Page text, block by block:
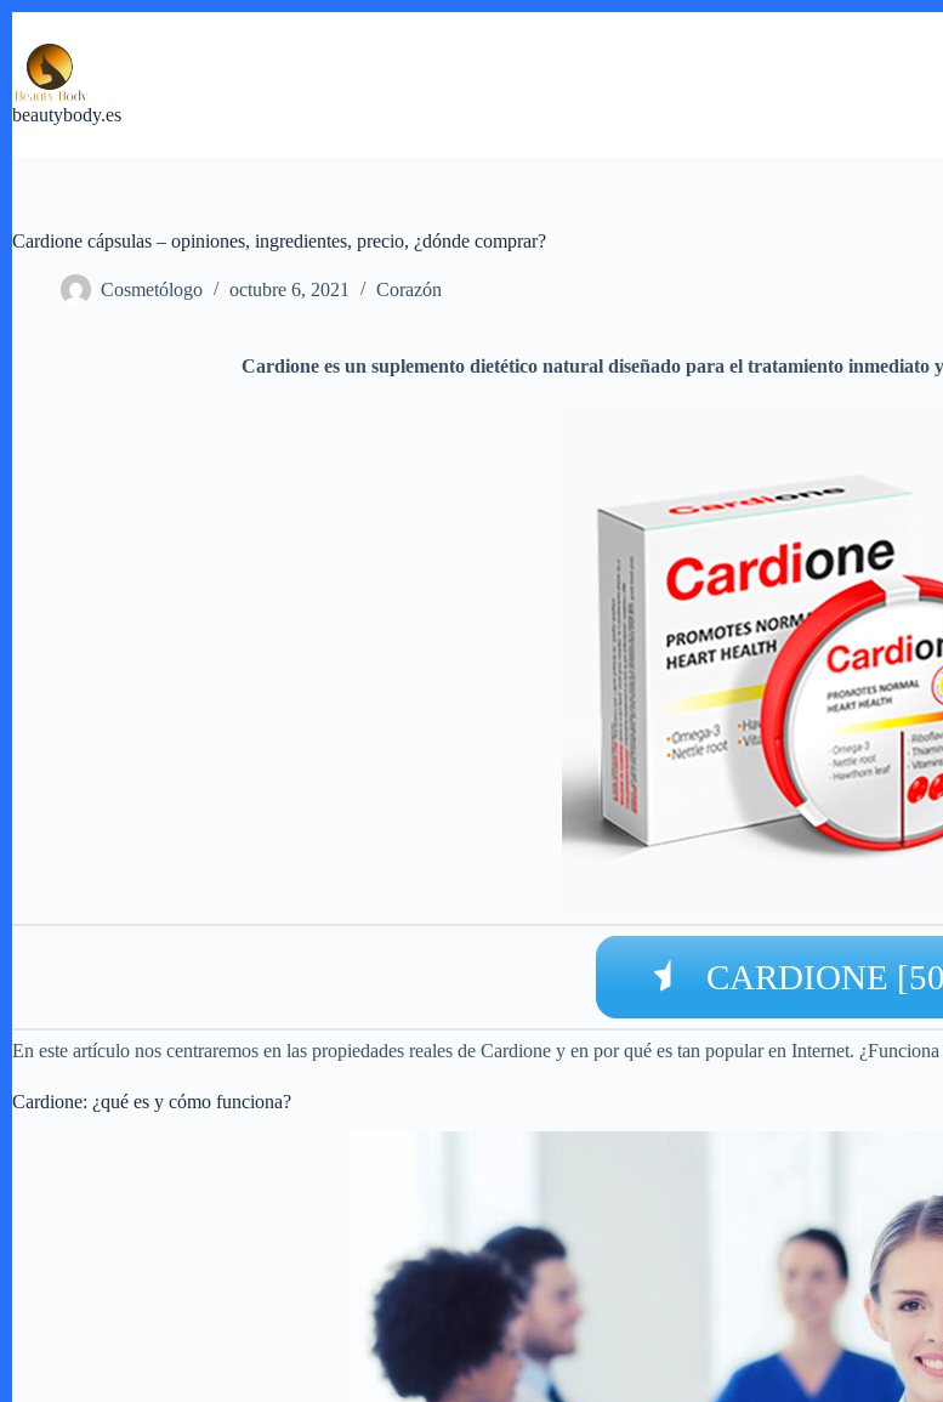
contenido
beautybody.es
Cardione cápsulas – opiniones, ingredientes, precio, ¿dónde comprar?
Cosmetólogo octubre 6, 2021 Corazón
Cardione es un suplemento dietético natural diseñado para el tratamiento
CARDIONE
En este artículo nos centraremos en las propiedades reales de Cardione y en por qué es tan popular en Internet.
Cardione: ¿qué es y cómo funciona?